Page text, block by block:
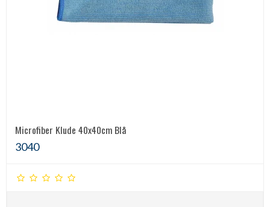
Microfiber Klude 40x40cm Blå
3040